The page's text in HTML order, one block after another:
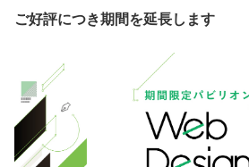
ご好評につき期間を延長します